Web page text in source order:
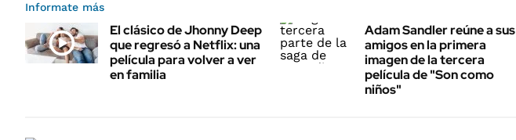
Informate más
El clásico de Jhonny Deep
que regresó a Netflix: una
película para volver a ver
en familia
Adam Sandler reúne a sus
amigos en la primera
imagen de la tercera
película de "Son como
niños"